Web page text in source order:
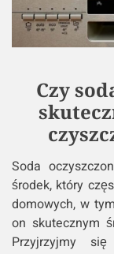
Czy
Soda
środek, który
domowych, w
on skutecznym
Przyjrzyjmy